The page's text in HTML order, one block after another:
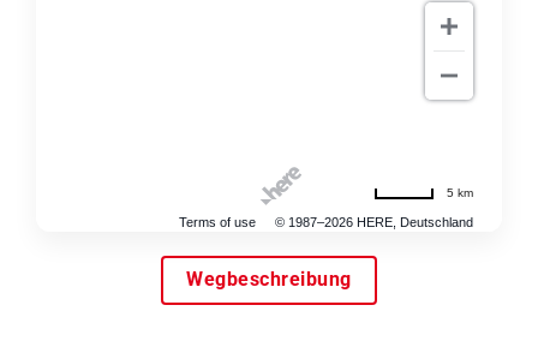
Terms of use © 1987–2026 HERE, Deutschland
5 km
Wegbeschreibung